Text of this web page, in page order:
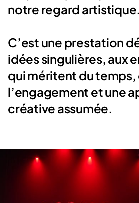
notre regard artistique.
C’est une prestation
idées singulières, aux
qui méritent du temps,
l’engagement et une
créative assumée.